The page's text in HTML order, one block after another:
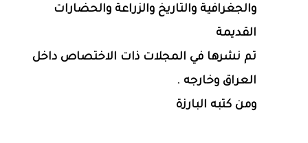
والجغرافية والتاريخ والزراعة والحضارات
القديمة
تم نشرها في المجلات ذات الاختصاص داخل
العراق وخارجه .
ومن كتبه البارزة